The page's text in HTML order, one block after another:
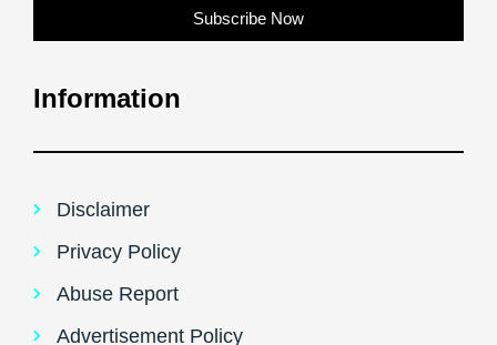
Subscribe Now
Information
Disclaimer
Privacy Policy
Abuse Report
Advertisement Policy